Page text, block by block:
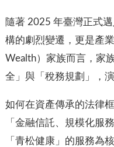
隨著 2025 年臺灣正式
構的劇烈變遷，更是產
Wealth）家族而言，家
全」與「稅務規劃」，
如何在資產傳承的法律
「金融信託、規模化服
「青松健康」的服務為